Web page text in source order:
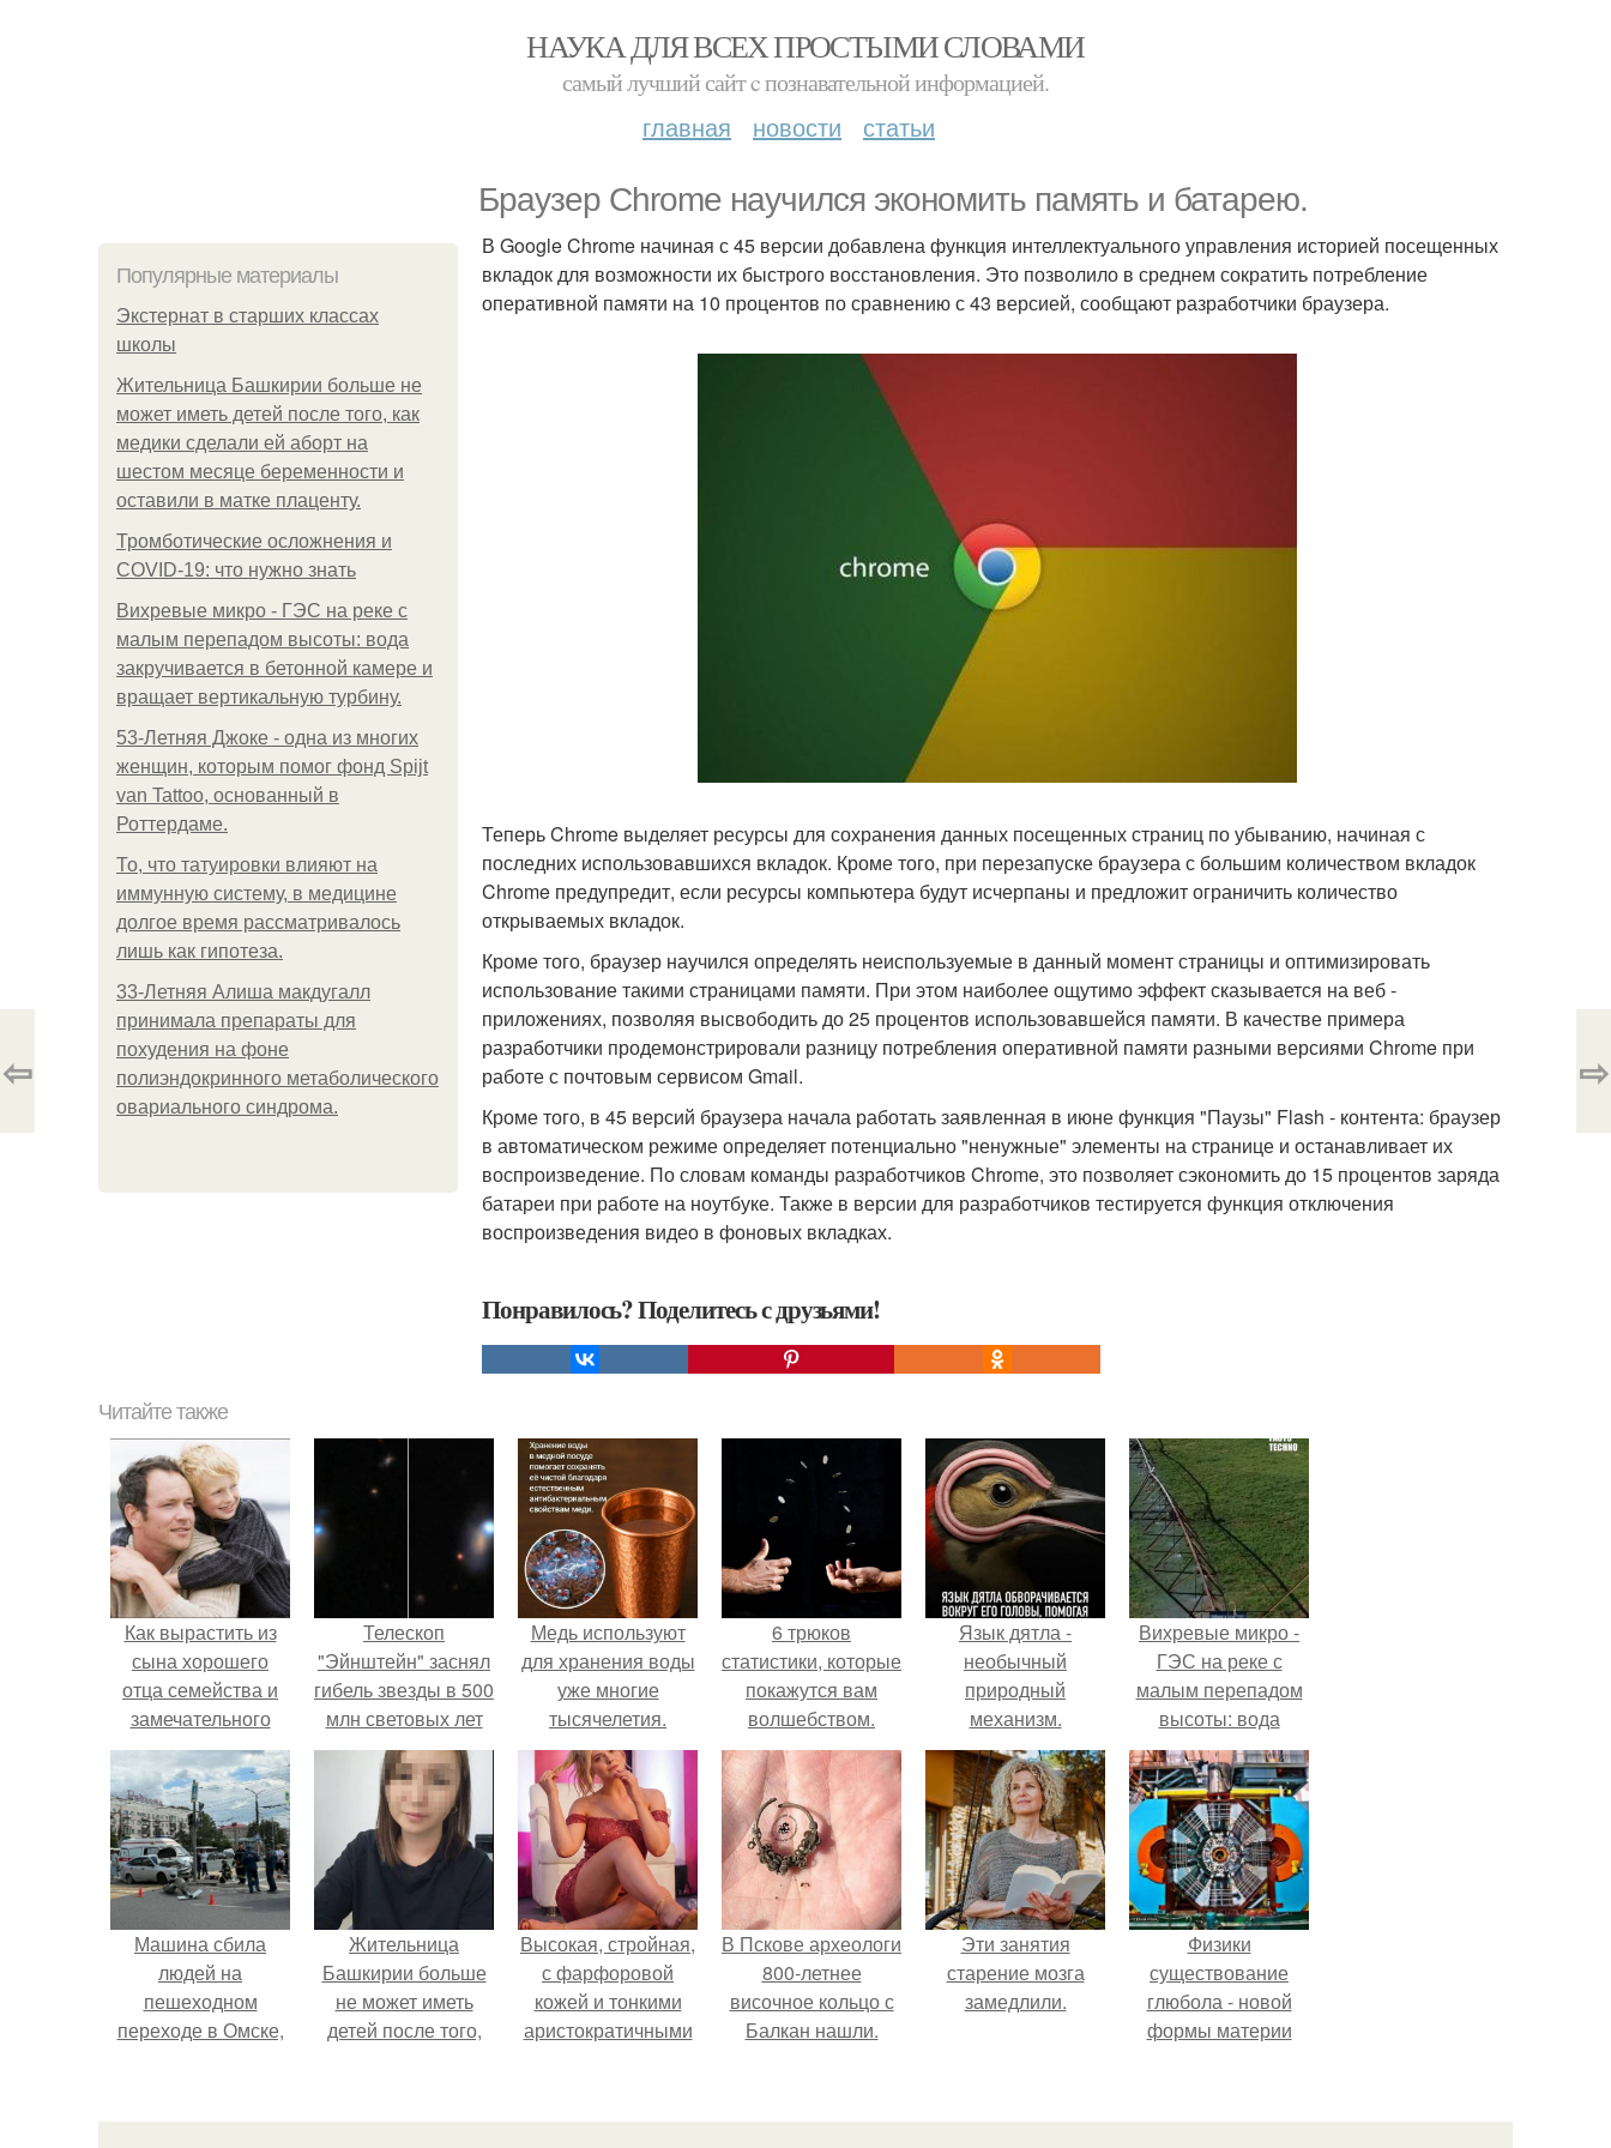
НАУКА ДЛЯ ВСЕХ ПРОСТЫМИ СЛОВАМИ
самый лучший сайт c познавательной информацией.
главная новости статьи
Браузер Chrome научился экономить память и батарею.
Популярные материалы
Экстернат в старших классах
школы
Жительница Башкирии больше не
может иметь детей после того, как
медики сделали ей аборт на
шестом месяце беременности и
оставили в матке плаценту.
Тромботические осложнения и
COVID-19: что нужно знать
Вихревые микро - ГЭС на реке с
малым перепадом высоты: вода
закручивается в бетонной камере и
вращает вертикальную турбину.
53-Летняя Джоке - одна из многих
женщин, которым помог фонд Spijt
van Tattoo, основанный в
Роттердаме.
То, что татуировки влияют на
иммунную систему, в медицине
долгое время рассматривалось
лишь как гипотеза.
33-Летняя Алиша макдугалл
принимала препараты для
похудения на фоне
полиэндокринного метаболического
овариального синдрома.
В Google Chrome начиная с 45 версии добавлена функция интеллектуального управления историей посещенных
вкладок для возможности их быстрого восстановления. Это позволило в среднем сократить потребление
оперативной памяти на 10 процентов по сравнению с 43 версией, сообщают разработчики браузера.
Теперь Chrome выделяет ресурсы для сохранения данных посещенных страниц по убыванию, начиная с
последних использовавшихся вкладок. Кроме того, при перезапуске браузера с большим количеством вкладок
Chrome предупредит, если ресурсы компьютера будут исчерпаны и предложит ограничить количество
открываемых вкладок.
Кроме того, браузер научился определять неиспользуемые в данный момент страницы и оптимизировать
использование такими страницами памяти. При этом наиболее ощутимо эффект сказывается на веб -
приложениях, позволяя высвободить до 25 процентов использовавшейся памяти. В качестве примера
разработчики продемонстрировали разницу потребления оперативной памяти разными версиями Chrome при
работе с почтовым сервисом Gmail.
Кроме того, в 45 версий браузера начала работать заявленная в июне функция "Паузы" Flash - контента: браузер
в автоматическом режиме определяет потенциально "ненужные" элементы на странице и останавливает их
воспроизведение. По словам команды разработчиков Chrome, это позволяет сэкономить до 15 процентов заряда
батареи при работе на ноутбуке. Также в версии для разработчиков тестируется функция отключения
воспроизведения видео в фоновых вкладках.
Понравилось? Поделитесь с друзьями!
⇦ ⇨
Читайте также
Как вырастить из
сына хорошего
отца семейства и
замечательного
мужчину.
Телескоп
"Эйнштейн" заснял
гибель звезды в 500
млн световых лет
от земли.
Медь используют
для хранения воды
уже многие
тысячелетия.
6 трюков
статистики, которые
покажутся вам
волшебством.
Язык дятла -
необычный
природный
механизм.
Вихревые микро -
ГЭС на реке с
малым перепадом
высоты: вода
закручивается в
бетонной камере и
вращает
вертикальную
турбину.
Машина сбила
людей на
пешеходном
переходе в Омске,
Жительница
Башкирии больше
не может иметь
детей после того,
месяце
Высокая, стройная,
с фарфоровой
кожей и тонкими
аристократичными
сошла с полотна
В Пскове археологи
800-летнее
височное кольцо с
Балкан нашли.
Эти занятия
старение мозга
замедлили.
Физики
существование
глюбола - новой
формы материи